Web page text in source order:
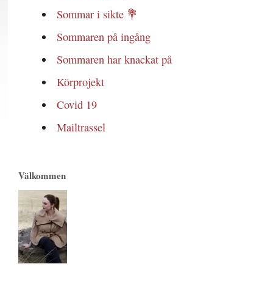
Sommar i sikte 💐
Sommaren på ingång
Sommaren har knackat på
Körprojekt
Covid 19
Mailtrassel
Välkommen